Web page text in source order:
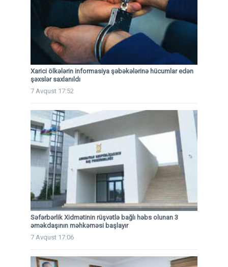
Xarici ölkələrin informasiya şəbəkələrinə hücumlar edən
şəxslər saxlanıldı
7 Avqust 17:52
Səfərbərlik Xidmətinin rüşvətlə bağlı həbs olunan 3
əməkdaşının məhkəməsi başlayır
7 Avqust 17:06